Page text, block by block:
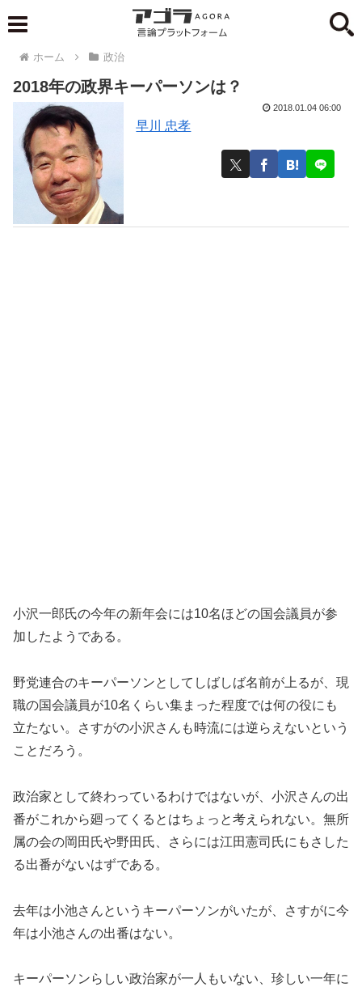
ホーム 政治
2018年の政界キーパーソンは？
早川 忠孝
2018.01.04 06:00
小沢一郎氏の今年の新年会には10名ほどの国会議員が参
加したようである。
野党連合のキーパーソンとしてしばしば名前が上るが、現
職の国会議員が10名くらい集まった程度では何の役にも
立たない。さすがの小沢さんも時流には逆らえないという
ことだろう。
政治家として終わっているわけではないが、小沢さんの出
番がこれから廻ってくるとはちょっと考えられない。無所
属の会の岡田氏や野田氏、さらには江田憲司氏にもさした
る出番がないはずである。
去年は小池さんというキーパーソンがいたが、さすがに今
年は小池さんの出番はない。
キーパーソンらしい政治家が一人もいない、珍しい一年に